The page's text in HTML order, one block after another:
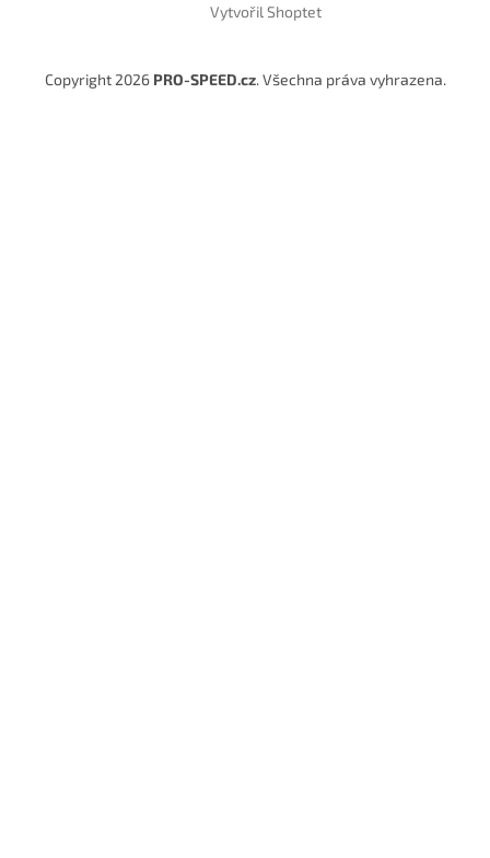
Vytvořil Shoptet
Copyright 2026 PRO-SPEED.cz. Všechna práva vyhrazena.